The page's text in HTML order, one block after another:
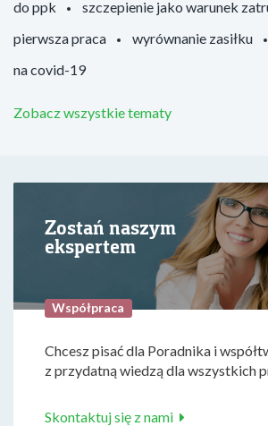
do ppk
szczepienie jako warunek
pierwsza praca
wyrównanie zasiłku
na covid-19
Zobacz wszystkie tematy
Zostań naszym
ekspertem
Współpraca
Chcesz pisać dla Poradnika i
z przydatną wiedzą dla wszystkich
Skontaktuj się z nami